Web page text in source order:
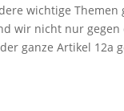
wichtige
wir nicht nur
ganze Artikel 12a